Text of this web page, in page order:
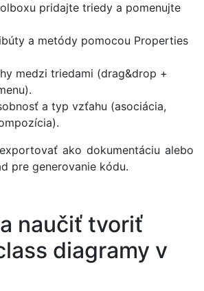
pridajte triedy a pomenujte
a metódy pomocou Properties
medzi triedami (drag&drop +
a typ vzťahu (asociácia,
ako dokumentáciu alebo
pre generovanie kódu.
naučiť tvoriť
diagramy v